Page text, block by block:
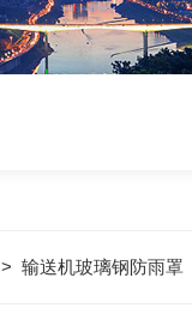
>输送机玻璃钢防雨罩